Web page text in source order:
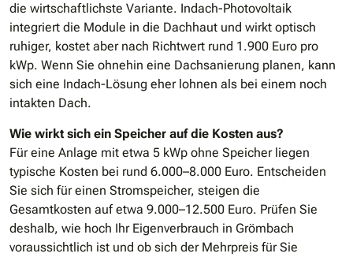
die wirtschaftlichste Variante. Indach-Photovoltaik
integriert die Module in die Dachhaut und wirkt optisch
ruhiger, kostet aber nach Richtwert rund 1.900 Euro pro
kWp. Wenn Sie ohnehin eine Dachsanierung planen, kann
sich eine Indach-Lösung eher lohnen als bei einem noch
intakten Dach.
Wie wirkt sich ein Speicher auf die Kosten aus?
Für eine Anlage mit etwa 5 kWp ohne Speicher liegen
typische Kosten bei rund 6.000–8.000 Euro. Entscheiden
Sie sich für einen Stromspeicher, steigen die
Gesamtkosten auf etwa 9.000–12.500 Euro. Prüfen Sie
deshalb, wie hoch Ihr Eigenverbrauch in Grömbach
voraussichtlich ist und ob sich der Mehrpreis für Sie